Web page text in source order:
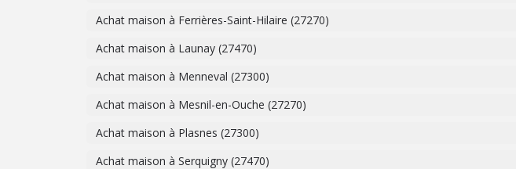
Achat maison à Ferrières-Saint-Hilaire (27270)
Achat maison à Launay (27470)
Achat maison à Menneval (27300)
Achat maison à Mesnil-en-Ouche (27270)
Achat maison à Plasnes (27300)
Achat maison à Serquigny (27470)